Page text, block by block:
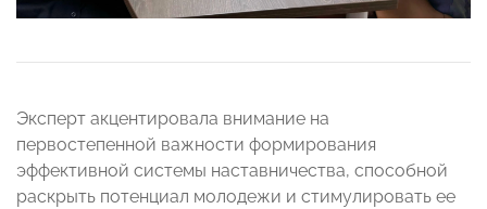
Эксперт акцентировала внимание на
первостепенной важности формирования
эффективной системы наставничества, способной
раскрыть потенциал молодежи и стимулировать ее